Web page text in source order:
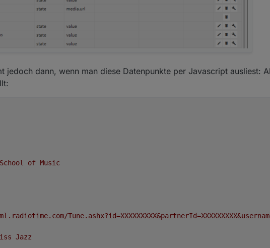
jedoch dann, wenn man diese Datenpunkte per Javascript ausliest:
School of Music
Jazz